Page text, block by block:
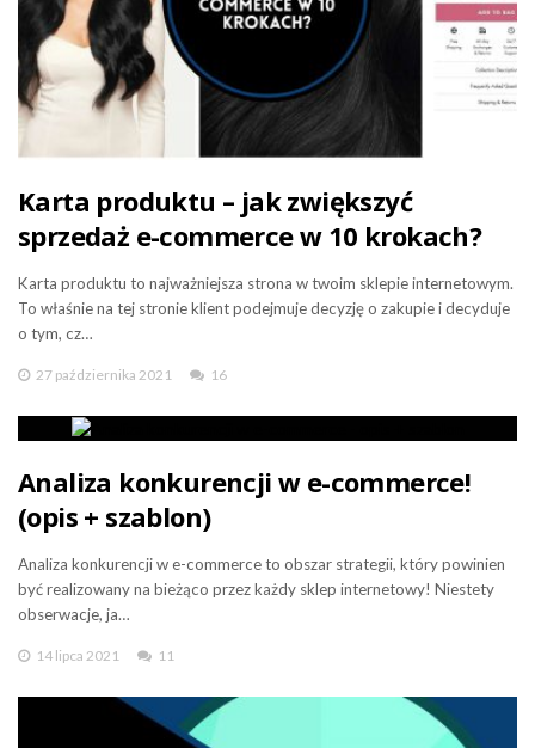
Karta produktu – jak zwiększyć
sprzedaż e-commerce w 10 krokach?
Karta produktu to najważniejsza strona w twoim sklepie internetowym.
To właśnie na tej stronie klient podejmuje decyzję o zakupie i decyduje
o tym, cz…
27 października 2021 16
Analiza konkurencji w e-commerce!
(opis + szablon)
Analiza konkurencji w e-commerce to obszar strategii, który powinien
być realizowany na bieżąco przez każdy sklep internetowy! Niestety
obserwacje, ja…
14 lipca 2021 11